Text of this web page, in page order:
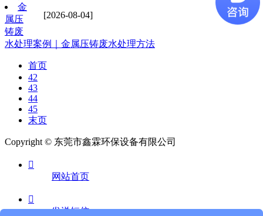
[2026-08-04]
金
属压
铸废
水处理案例｜金属压铸废水处理方法
首页
42
43
44
45
末页
Copyright © 东莞市鑫霖环保设备有限公司

网站首页

发送短信